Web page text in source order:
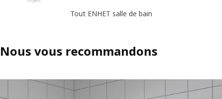
Tout ENHET salle de bain
Nous vous recommandons